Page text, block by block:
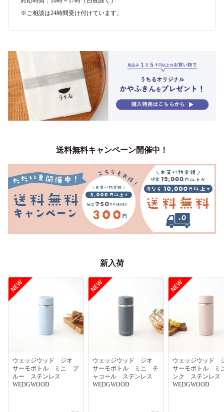
※ご相談は24時間受け付けています。
送料無料キャンペーン開催中！
新入荷
ウェッジウッド ジオ
サーモボトル ミニ ブ
ルー ステンレス
WEDGWOOD
ウェッジウッド ジオ
サーモボトル ミニ チ
ャコール ステンレス
WEDGWOOD
ウェッジウッド
サーモボトル
ンク ステンレ
WEDGWOOD